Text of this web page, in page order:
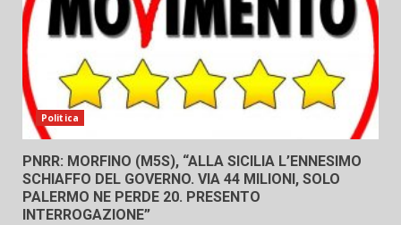
Politica
PNRR: MORFINO (M5S), “ALLA SICILIA L’ENNESIMO
SCHIAFFO DEL GOVERNO. VIA 44 MILIONI, SOLO
PALERMO NE PERDE 20. PRESENTO
INTERROGAZIONE”